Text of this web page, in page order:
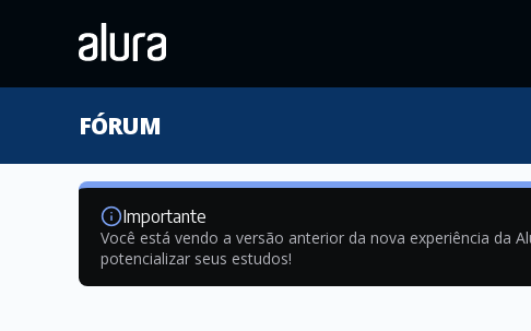
FÓRUM
Importante
Você está vendo a versão anterior da nova experiência da
potencializar seus estudos!